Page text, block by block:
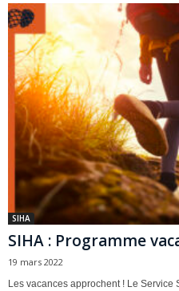
SIHA
SIHA : Programme
19 mars 2022
Les vacances approchent ! Le Service